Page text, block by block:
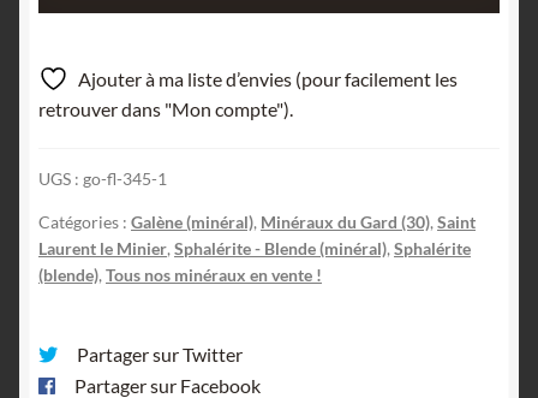
Galène
&
Pyrite,
Malines,
Gard.
Ajouter à ma liste d’envies (pour facilement les
retrouver dans "Mon compte").
UGS : go-fl-345-1
Catégories : Galène (minéral), Minéraux du Gard (30), Saint
Laurent le Minier, Sphalérite - Blende (minéral), Sphalérite
(blende), Tous nos minéraux en vente !
Partager sur Twitter
Partager sur Facebook